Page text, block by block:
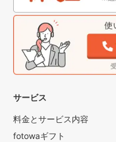
サービス
料金とサービス内容
fotowaギフト